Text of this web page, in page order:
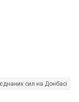
сил на Донбасі